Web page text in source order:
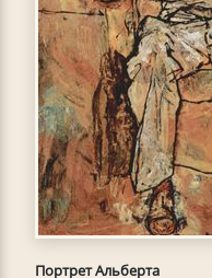
Портрет Альберта